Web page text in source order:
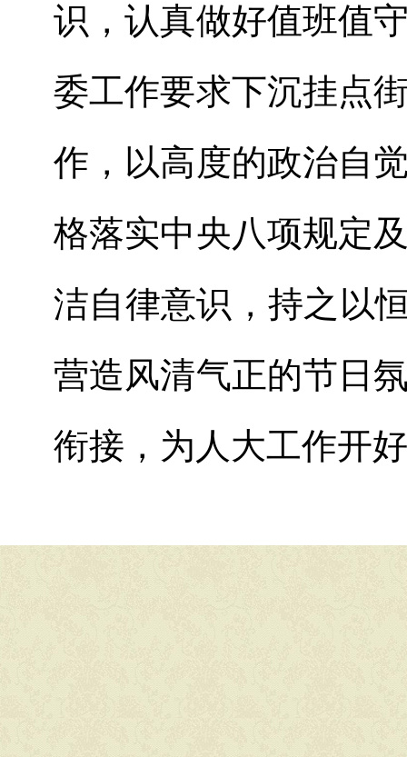
识，认真做好值班值
委工作要求下沉挂点
作，以高度的政治自
格落实中央八项规定
洁自律意识，持之以
营造风清气正的节日
衔接，为人大工作开